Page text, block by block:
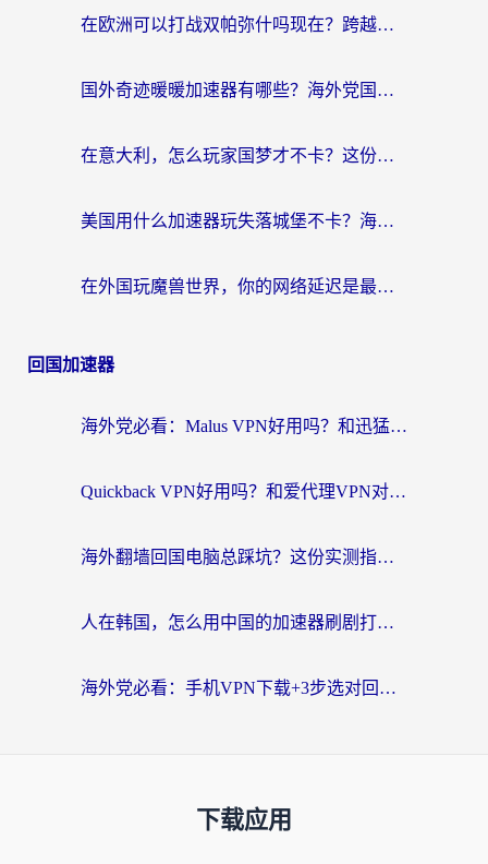
在欧洲可以打战双帕弥什吗现在？跨越延迟墙的实战指南
国外奇迹暖暖加速器有哪些？海外党国服游戏畅玩终极指南（附亲测推荐）
在意大利，怎么玩家国梦才不卡？这份终极加速指南请收好
美国用什么加速器玩失落城堡不卡？海外党亲测有效的国服游戏加速指南
在外国玩魔兽世界，你的网络延迟是最大的敌人
回国加速器
海外党必看：Malus VPN好用吗？和迅猛兔VPN对比哪个回国效果更好？附真实体验与避坑指南
Quickback VPN好用吗？和爱代理VPN对比哪个回国效果更好？
海外翻墙回国电脑总踩坑？这份实测指南帮你选对加速器（附ChickCNinitapMalus对比）
人在韩国，怎么用中国的加速器刷剧打游戏？这份真实体验指南给你答案
海外党必看：手机VPN下载+3步选对回国加速器，无缝刷国内资源不再愁
下载应用